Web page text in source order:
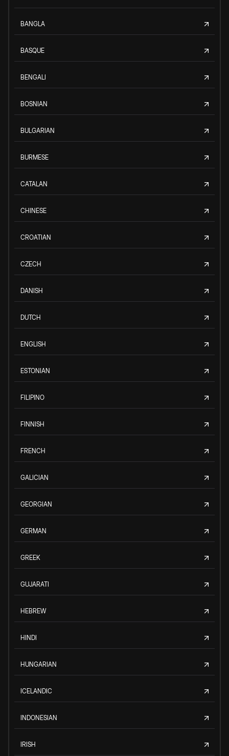
BANGLA
BASQUE
BENGALI
BOSNIAN
BULGARIAN
BURMESE
CATALAN
CHINESE
CROATIAN
CZECH
DANISH
DUTCH
ENGLISH
ESTONIAN
FILIPINO
FINNISH
FRENCH
GALICIAN
GEORGIAN
GERMAN
GREEK
GUJARATI
HEBREW
HINDI
HUNGARIAN
ICELANDIC
INDONESIAN
IRISH